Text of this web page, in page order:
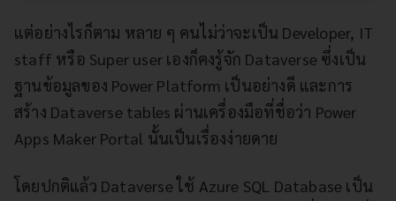
แต่อย่างไรก็ตาม หลาย ๆ คนไม่ว่าจะเป็น Developer, IT
staff หรือ Super user เองก็คงรู้จัก Dataverse ซึ่งเป็น
ฐานข้อมูลของ Power Platform เป็นอย่างดี และการ
สร้าง Dataverse tables ผ่านเครื่องมือที่ชื่อว่า Power
Apps Maker Portal นั้นเป็นเรื่องง่ายดาย
โดยปกติแล้ว Dataverse ใช้ Azure SQL Database เป็น